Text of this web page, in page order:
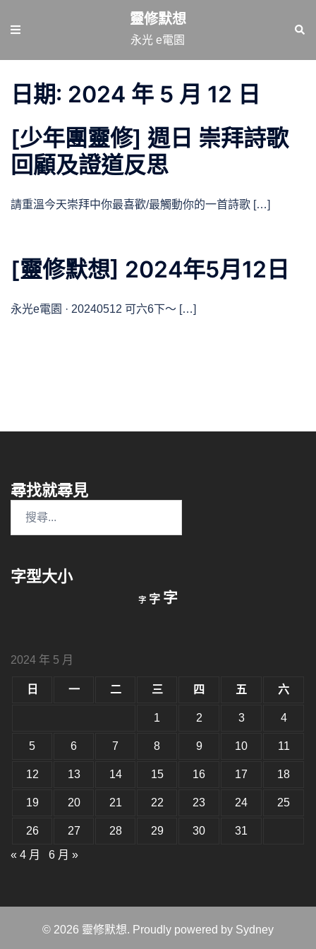
要
靈修默想
永光 e電園
日期: 2024 年 5 月 12 日
[少年團靈修] 週日 崇拜詩歌
回顧及證道反思
請重溫今天崇拜中你最喜歡/最觸動你的一首詩歌 […]
[靈修默想] 2024年5月12日
永光e電園 · 20240512 可六6下～ […]
尋找就尋見
字:
字型大小
字 小
字重
小。
字放
小。
2024 年 5 月
日 一 二 三 四 五 六
1 2 3 4
5 6 7 8 9 10 11
12 13 14 15 16 17 18
19 20 21 22 23 24 25
26 27 28 29 30
31
« 4 月
6 月 »
© 2026 靈修默想. Proudly powered by Sydney